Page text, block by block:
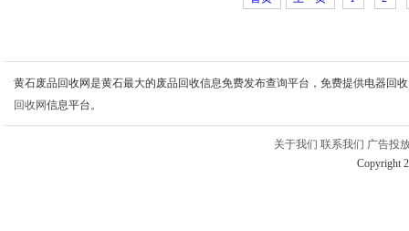
黄石废品回收网是黄石最大的废品回收信息免费发布查询平台，免费提供电器回
回收网信息平台。
关于我们 联系我们 广告投
Copyright